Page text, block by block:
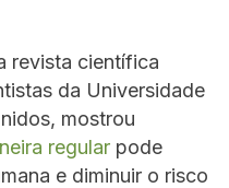
revista científica
da Universidade
mostrou
regular pode
e diminuir o risco